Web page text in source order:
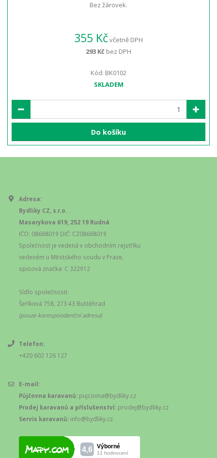
Bez žárovek.
355 Kčvčetně DPH
293 Kč bez DPH
Kód: BK0102
SKLADEM
Do košíku
Adresa:
Bydliky CZ, s.r.o.
Masarykova 619, 252 19 Rudná
IČO: 08668019 DIČ: CZ08668019
Společnost je vedená v obchodním rejstříku
vedeném u Městského soudu v Praze,
spisová značka: C 322912
Sídlo společnosti:
Šeříková 758, 273 43 Buštěhrad
(pouze korespondenční adresa)
Telefon:
+420 602 126 127
E-mail:
Půjčovna karavanů: pujcovna@bydliky.cz
Prodej karavanů a příslušenství: prodej@bydliky.cz
Servis karavanů: info@bydliky.cz